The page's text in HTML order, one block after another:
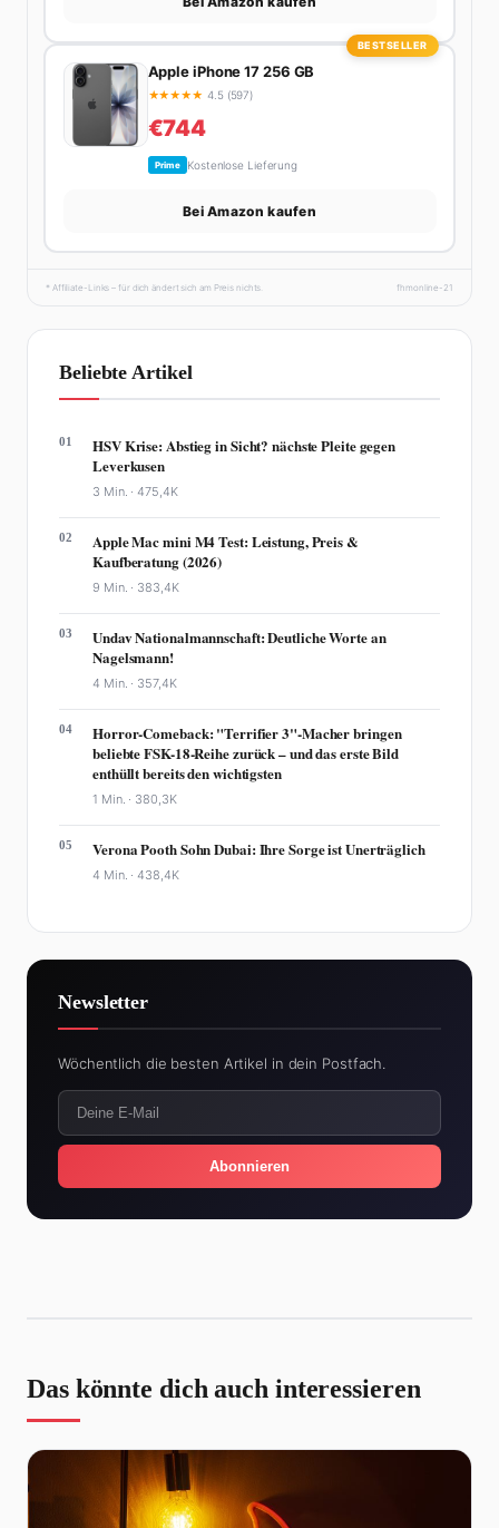
BESTSELLER
Apple iPhone 17 256 GB
★★★★★ 4.5 (597)
€744
Prime Kostenlose Lieferung
Bei Amazon kaufen
* Affiliate-Links – für dich ändert sich am Preis nichts. fhmonline-21
Beliebte Artikel
01
HSV Krise: Abstieg in Sicht? nächste Pleite gegen
Leverkusen
3 Min. ·475,4K
02
Apple Mac mini M4 Test: Leistung, Preis &
Kaufberatung (2026)
9 Min. · 383,4K
03
Undav Nationalmannschaft: Deutliche Worte an
Nagelsmann!
4 Min. · 357,4K
04
Horror-Comeback: "Terrifier 3"-Macher bringen
beliebte FSK-18-Reihe zurück – und das erste Bild
enthüllt bereits den wichtigsten
1 Min. · 380,3K
05 Verona Pooth Sohn Dubai: Ihre Sorge ist Unerträglich
4 Min. ·438,4K
Newsletter
Wöchentlich die besten Artikel in dein Postfach.
Abonnieren
Das könnte dich auch interessieren